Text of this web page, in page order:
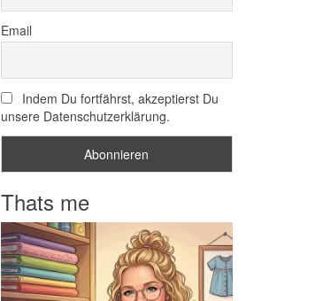
Email
Indem Du fortfährst, akzeptierst Du
unsere Datenschutzerklärung.
Thats me